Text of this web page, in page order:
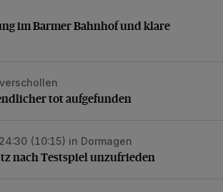
im Barmer Bahnhof und klare Ansage
im Barmer Bahnhof und klare
tot aufgefunden
tot aufgefunden
nach Testspiel unzufrieden
(10:15) in Dormagen
nach Testspiel unzufrieden